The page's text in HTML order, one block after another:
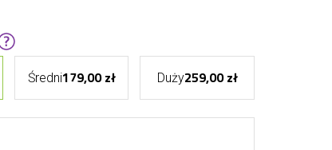
Średni179,00 zł Duży259,00 zł